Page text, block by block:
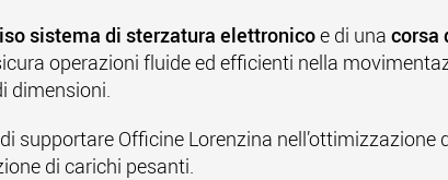
sistema di sterzatura elettronicoe di una corsa
operazioni fluide ed efficienti nella
dimensioni.
supportare Officine Lorenzina nell’ottimizzazione
di carichi pesanti.